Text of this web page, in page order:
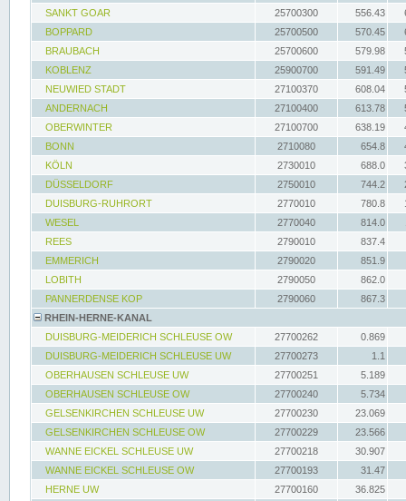
SANKT GOAR
25700300 556.43
BOPPARD
25700500 570.45
BRAUBACH
25700600 579.98
KOBLENZ
25900700 591.49
NEUWIED STADT
27100370 608.04
ANDERNACH
27100400 613.78
OBERWINTER
27100700 638.19
BONN
2710080 654.8
KÖLN
2730010 688.0
DÜSSELDORF
2750010 744.2
DUISBURG-RUHRORT
2770010 780.8
WESEL
2770040 814.0
REES
2790010
837.4
EMMERICH
2790020
851.9
LOBITH
2790050
862.0
PANNERDENSE KOP
2790060
867.3
RHEIN-HERNE-KANAL
DUISBURG-MEIDERICH SCHLEUSE OW
27700262
0.869
DUISBURG-MEIDERICH SCHLEUSE UW
27700273
1.1
OBERHAUSEN SCHLEUSE UW
27700251
5.189
OBERHAUSEN SCHLEUSE OW
27700240
5.734
GELSENKIRCHEN SCHLEUSE UW
27700230
23.069
GELSENKIRCHEN SCHLEUSE OW
27700229
23.566
WANNE EICKEL SCHLEUSE UW
27700218
30.907
WANNE EICKEL SCHLEUSE OW
27700193
31.47
HERNE UW
27700160
36.825